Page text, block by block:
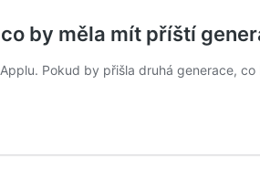
by měla mít příští
Pokud by přišla druhá generace,